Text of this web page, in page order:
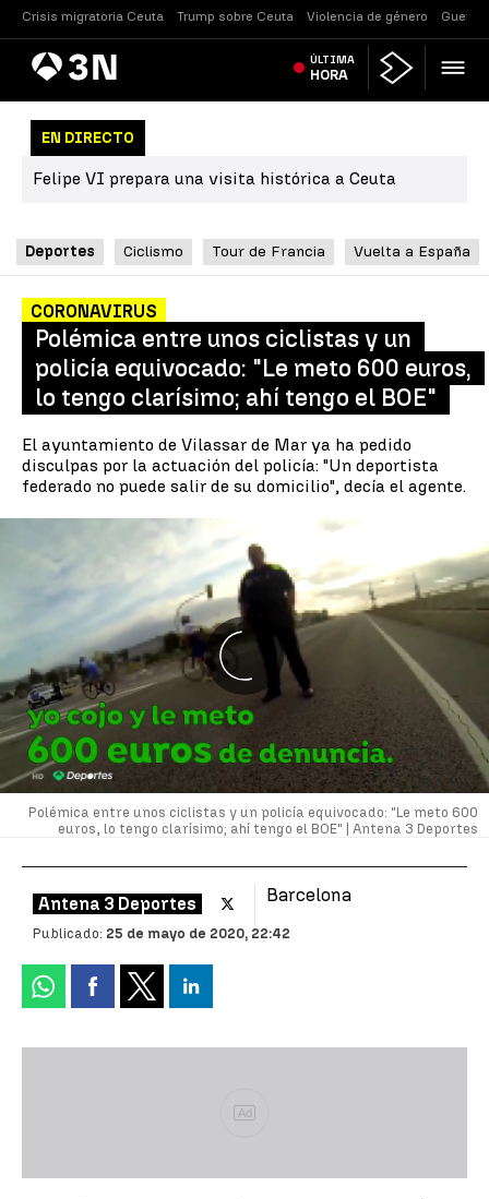
Crisis migratoria Ceuta Trump sobre Ceuta Violencia de género Guerra
AntenaNoticias ÚLTIMA
HORA
EN DIRECTO
Felipe VI prepara una visita histórica a Ceuta
Deportes Ciclismo Tour de Francia Vuelta a España
CORONAVIRUS
Polémica entre unos ciclistas y un
policía equivocado: "Le meto 600 euros,
lo tengo clarísimo; ahí tengo el BOE"
El ayuntamiento de Vilassar de Mar ya ha pedido
disculpas por la actuación del policía: "Un deportista
federado no puede salir de su domicilio", decía el agente.
Polémica entre unos ciclistas y un policía equivocado: "Le meto 600
euros, lo tengo clarísimo; ahí tengo el BOE" | Antena 3 Deportes
Antena 3 Deportes Barcelona
Publicado: 25 de mayo de 2020, 22:42
Ad